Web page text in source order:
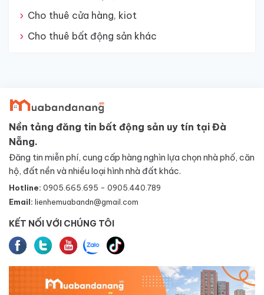
Cho thuê cửa hàng, kiot
Cho thuê bất động sản khác
Nền tảng đăng tin bất động sản uy tín tại Đà
Nẵng.
Đăng tin miễn phí, cung cấp hàng nghìn lựa chọn nhà phố, căn
hộ, đất nền và nhiều loại hình nhà đất khác.
Hotline: 0905.665.695 - 0905.440.789
Email: lienhemuabandn@gmail.com
KẾT NỐI VỚI CHÚNG TÔI